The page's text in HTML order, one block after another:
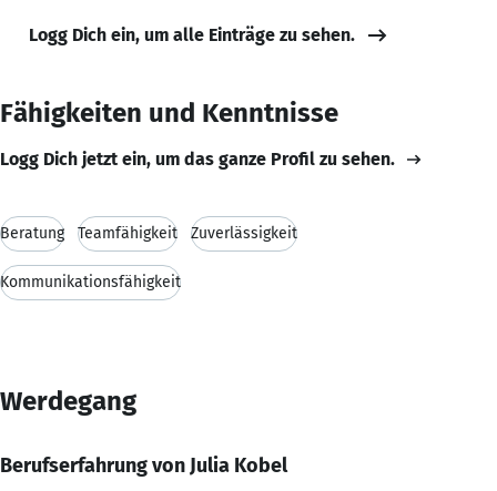
Logg Dich ein, um alle Einträge zu sehen.
Fähigkeiten und Kenntnisse
Logg Dich jetzt ein, um das ganze Profil zu sehen.
Beratung Teamfähigkeit Zuverlässigkeit
Kommunikationsfähigkeit
Werdegang
Berufserfahrung von Julia Kobel